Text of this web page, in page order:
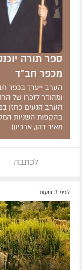
ספר תורה
מכפר חב"ד
הערב ייערך בכפר
ומהודר לזכרו של
הערב הנעים כחזן
בהקפות השניות
מאיר דהן, ארכיון)
לכתבה
לפני 3 שעות